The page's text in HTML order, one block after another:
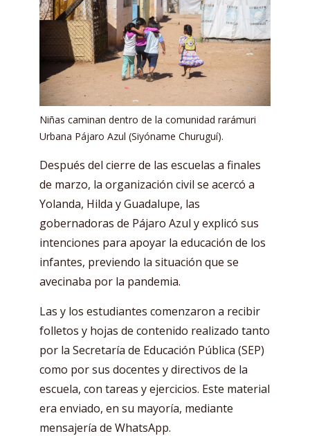
Niñas caminan dentro de la comunidad rarámuri
Urbana Pájaro Azul (Siyóname Churuguí).
Después del cierre de las escuelas a finales
de marzo, la organización civil se acercó a
Yolanda, Hilda y Guadalupe, las
gobernadoras de Pájaro Azul y explicó sus
intenciones para apoyar la educación de los
infantes, previendo la situación que se
avecinaba por la pandemia.
Las y los estudiantes comenzaron a recibir
folletos y hojas de contenido realizado tanto
por la Secretaría de Educación Pública (SEP)
como por sus docentes y directivos de la
escuela, con tareas y ejercicios. Este material
era enviado, en su mayoría, mediante
mensajería de WhatsApp.